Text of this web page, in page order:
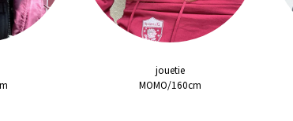
jouetie
MOMO/160cm